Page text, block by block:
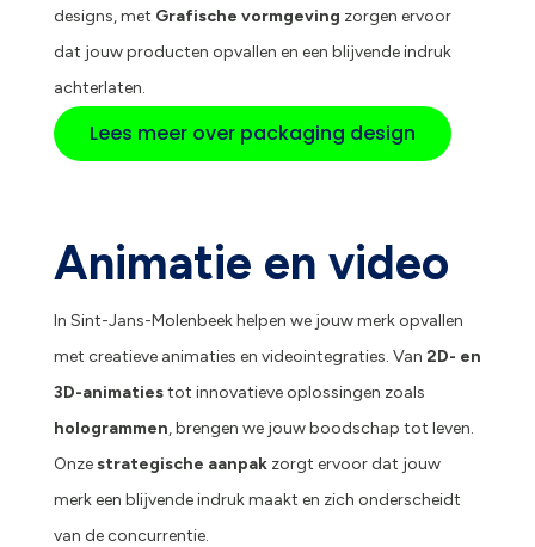
designs, met Grafische vormgeving zorgen ervoor
dat jouw producten opvallen en een blijvende indruk
achterlaten.
Lees meer over packaging design
Animatie en video
In Sint-Jans-Molenbeek helpen we jouw merk opvallen
met creatieve animaties en videointegraties. Van 2D- en
3D-animatiestot innovatieve oplossingen zoals
hologrammen, brengen we jouw boodschap tot leven.
Onzestrategische aanpakzorgt ervoor dat jouw
merk een blijvende indruk maakt en zich onderscheidt
van de concurrentie.